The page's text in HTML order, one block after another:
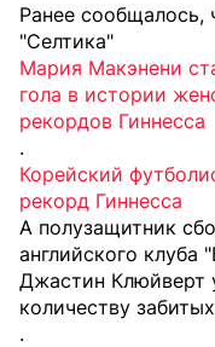
Ранее сообщалось,
"Селтика"
Мария Макэнени
гола в истории
рекордов Гиннесса
.
Корейский
рекорд Гиннесса
А полузащитник
английского клуба
Джастин Клюйверт
количеству
.